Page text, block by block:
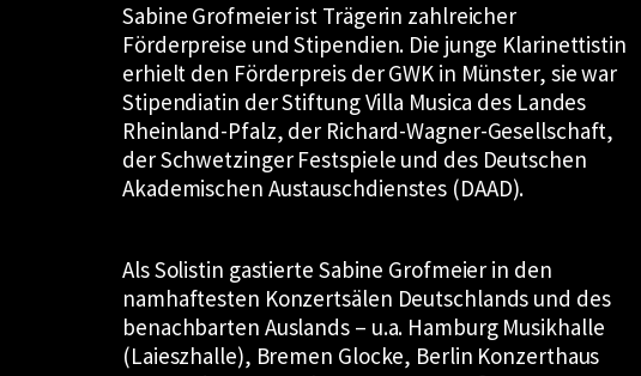
Sabine Grofmeier ist Trägerin zahlreicher
Förderpreise und Stipendien. Die junge Klarinettistin
erhielt den Förderpreis der GWK in Münster, sie war
Stipendiatin der Stiftung Villa Musica des Landes
Rheinland-Pfalz, der Richard-Wagner-Gesellschaft,
der Schwetzinger Festspiele und des Deutschen
Akademischen Austauschdienstes (DAAD).
Als Solistin gastierte Sabine Grofmeier in den
namhaftesten Konzertsälen Deutschlands und des
benachbarten Auslands – u.a. Hamburg Musikhalle
(Laieszhalle), Bremen Glocke, Berlin Konzerthaus